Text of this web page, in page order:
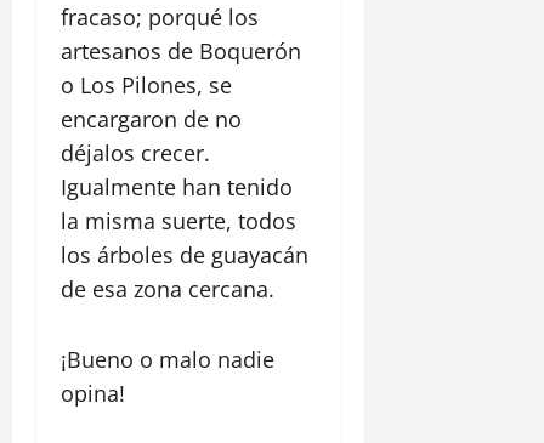
fracaso; porqué los
artesanos de Boquerón
o Los Pilones, se
encargaron de no
déjalos crecer.
Igualmente han tenido
la misma suerte, todos
los árboles de guayacán
de esa zona cercana.
¡Bueno o malo nadie
opina!